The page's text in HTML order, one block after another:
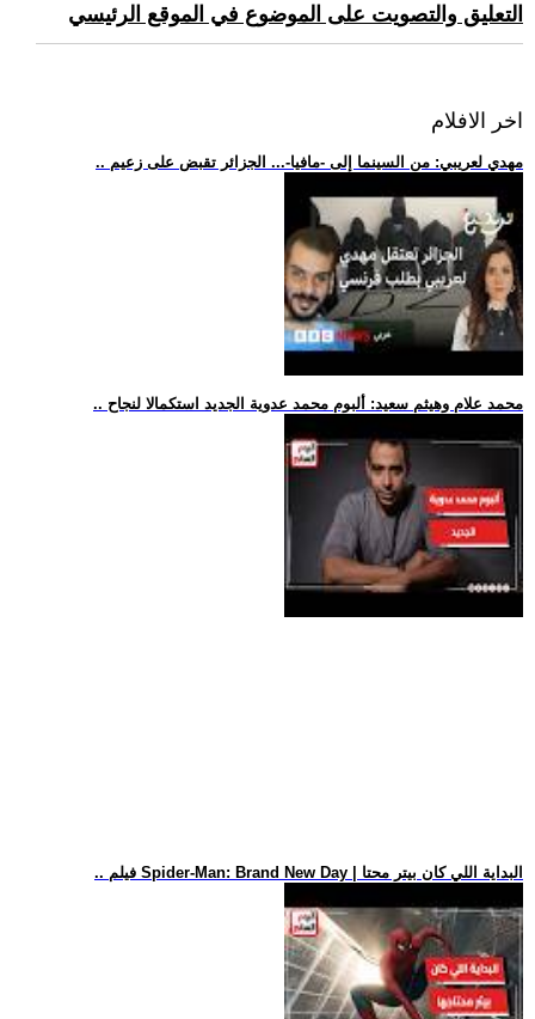
التعليق والتصويت على الموضوع في الموقع الرئيسي
اخر الافلام
.. مهدي لعريبي: من السينما إلى -مافيا-... الجزائر تقبض على زعيم
.. محمد علام وهيثم سعيد: ألبوم محمد عدوية الجديد استكمالا لنجاح
.. فيلم Spider-Man: Brand New Day | البداية اللي كان بيتر محتا